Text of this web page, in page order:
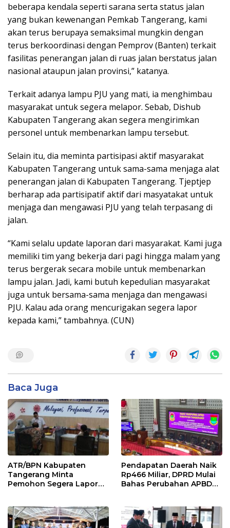
beberapa kendala seperti sarana serta status jalan
yang bukan kewenangan Pemkab Tangerang, kami
akan terus berupaya semaksimal mungkin dengan
terus berkoordinasi dengan Pemprov (Banten) terkait
fasilitas penerangan jalan di ruas jalan berstatus jalan
nasional ataupun jalan provinsi,” katanya.
Terkait adanya lampu PJU yang mati, ia menghimbau
masyarakat untuk segera melapor. Sebab, Dishub
Kabupaten Tangerang akan segera mengirimkan
personel untuk membenarkan lampu tersebut.
Selain itu, dia meminta partisipasi aktif masyarakat
Kabupaten Tangerang untuk sama-sama menjaga alat
penerangan jalan di Kabupaten Tangerang. Tjeptjep
berharap ada partisipatif aktif dari masyatakat untuk
menjaga dan mengawasi PJU yang telah terpasang di
jalan.
“Kami selalu update laporan dari masyarakat. Kami juga
memiliki tim yang bekerja dari pagi hingga malam yang
terus bergerak secara mobile untuk membenarkan
lampu jalan. Jadi, kami butuh kepedulian masyarakat
juga untuk bersama-sama menjaga dan mengawasi
PJU. Kalau ada orang mencurigakan segera lapor
kepada kami,” tambahnya. (CUN)
Baca Juga
ATR/BPN Kabupaten
Tangerang Minta
Pemohon Segera Lapor
Pendapatan Daerah Naik
Rp466 Miliar, DPRD Mulai
Bahas Perubahan APBD